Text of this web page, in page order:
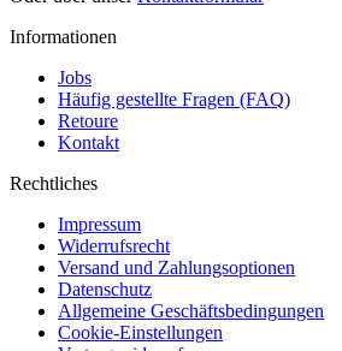
Informationen
Jobs
Häufig gestellte Fragen (FAQ)
Retoure
Kontakt
Rechtliches
Impressum
Widerrufsrecht
Versand und Zahlungsoptionen
Datenschutz
Allgemeine Geschäftsbedingungen
Cookie-Einstellungen